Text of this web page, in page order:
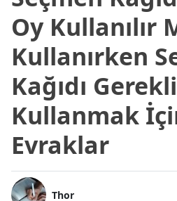
Oy Kullanılır
Kullanırken
Kağıdı
Kullanmak
Evraklar
Thor